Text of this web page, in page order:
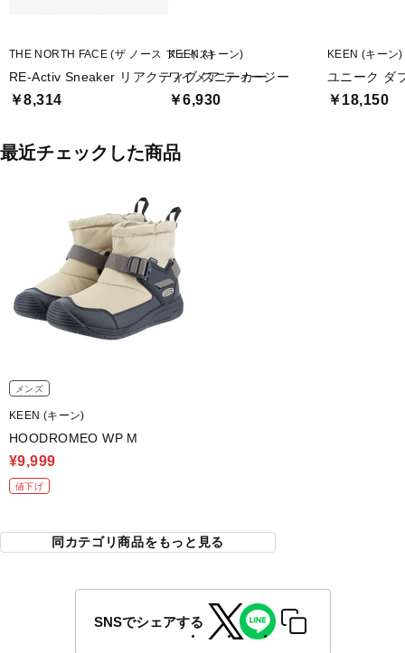
THE NORTH FACE (ザ ノース フェイス)
RE-Activ Sneaker リアクティブ スニーカー
￥8,314
KEEN (キーン)
ワイメア ティージー
￥6,930
KEEN (キーン)
ユニーク ダ
￥18,150
最近チェックした商品
メンズ
KEEN (キーン)
HOODROMEO WP M
¥9,999
値下げ
同カテゴリ商品をもっと見る
SNSでシェアする